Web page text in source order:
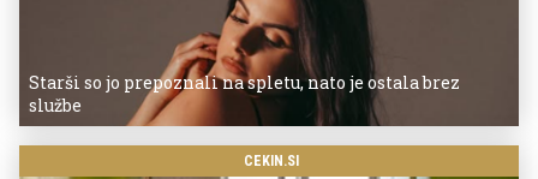
Starši so jo prepoznali na spletu, nato je ostala brez
službe
CEKIN.SI